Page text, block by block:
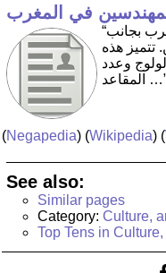
في المغرب
“يتميز التعليم العالي العلمي في المغرب بجانب
تتميز هذه
وعدد
…”
(Negapedia) (Wikipedia) (
See also:
Similar pages
Category: Culture,
Top Tens in